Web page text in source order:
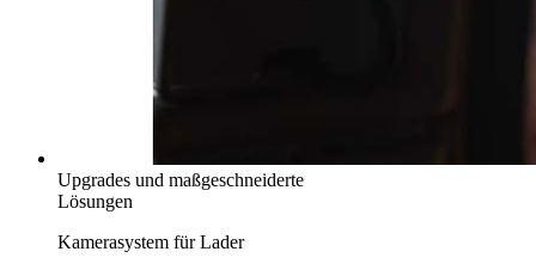
Upgrades und maßgeschneiderte
Lösungen
Kamerasystem für Lader